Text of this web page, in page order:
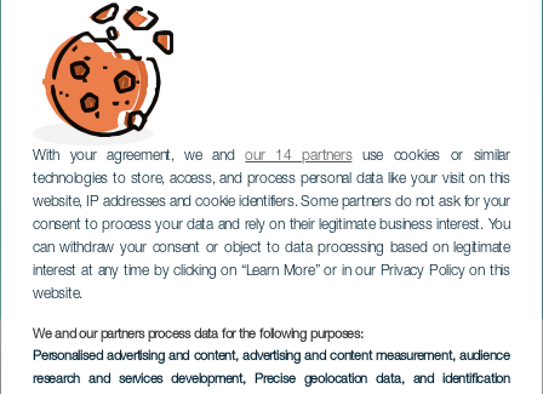
With your agreement, we andour 14 partnersuse cookies or similar
technologies to store, access, and process personal data like your visit on this
website, IP addresses and cookie identifiers. Some partners do not ask for your
consent to process your data and rely on their legitimate business interest. You
can withdraw your consent or object to data processing based on legitimate
interest at any time by clicking on “Learn More” or in our Privacy Policy on this
website.
We and our partners process data for the following purposes:
Personalised advertising and content, advertising and content measurement, audience
research and services development, Precise geolocation data, and identification
Carnaval de Arrecife
LANZAROTE
Imagen
Listado